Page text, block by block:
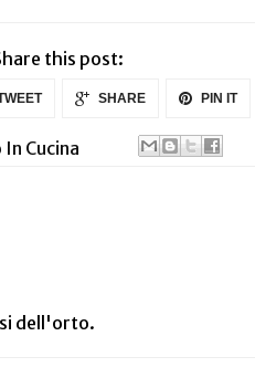
this post:
SHARE PIN IT
Cucina
dell'orto.